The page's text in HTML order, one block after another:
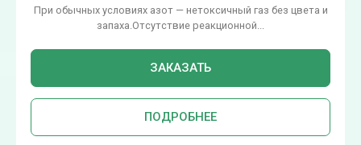
При обычных условиях азот — нетоксичный газ без цвета и
запаха.Отсутствие реакционной...
ЗАКАЗАТЬ
ПОДРОБНЕЕ